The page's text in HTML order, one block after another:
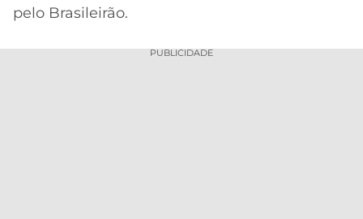
pelo Brasileirão.
PUBLICIDADE